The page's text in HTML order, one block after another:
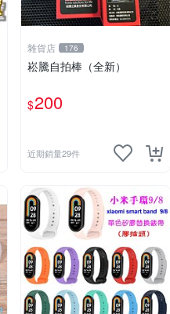
雜貨店 176
崧騰自拍棒（全新）
$200
近期銷量29件